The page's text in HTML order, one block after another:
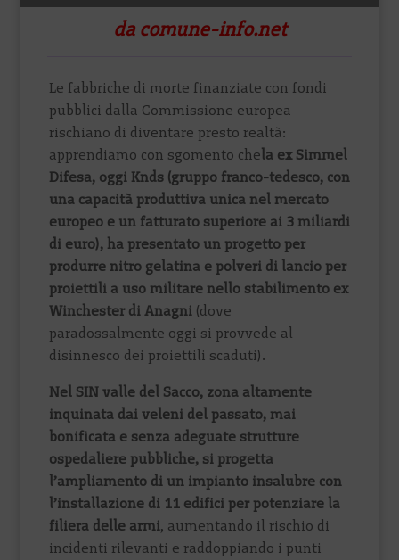
da comune-info.net
Le fabbriche di morte finanziate con fondi
pubblici dalla Commissione europea
rischiano di diventare presto realtà:
apprendiamo con sgomento chela ex Simmel
Difesa, oggi Knds (gruppo franco-tedesco, con
una capacità produttiva unica nel mercato
europeo e un fatturato superiore ai 3 miliardi
di euro), ha presentato un progetto per
produrre nitro gelatina e polveri di lancio per
proiettili a uso militare nello stabilimento ex
Winchester di Anagni (dove
paradossalmente oggi si provvede al
disinnesco dei proiettili scaduti).
Nel SIN valle del Sacco, zona altamente
inquinata dai veleni del passato, mai
bonificata e senza adeguate strutture
ospedaliere pubbliche, si progetta
l’ampliamento di un impianto insalubre con
l’installazione di 11 edifici per potenziare la
filiera delle armi, aumentando il rischio di
incidenti rilevanti e raddoppiando i punti